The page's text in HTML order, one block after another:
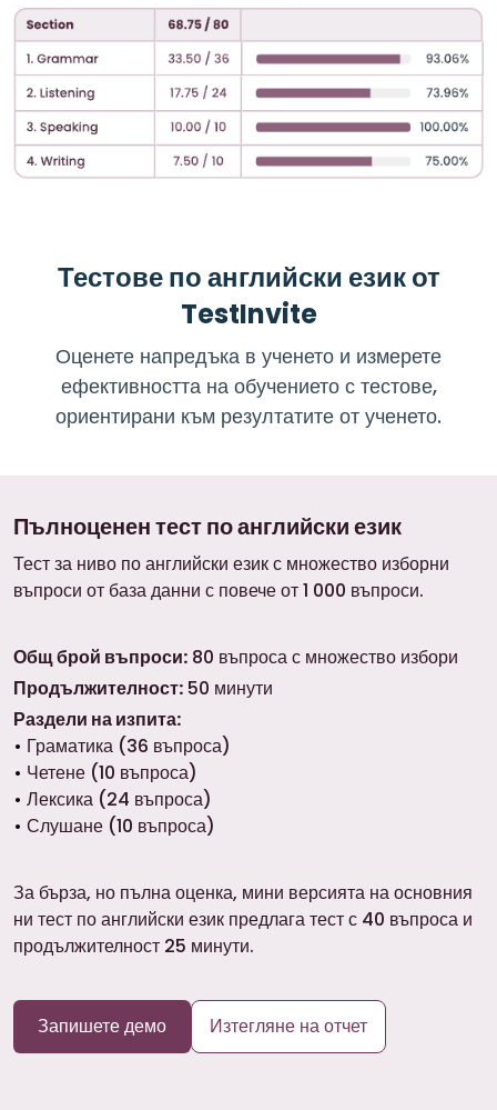
Тестове по английски език от
TestInvite
Оценете напредъка в ученето и измерете
ефективността на обучението с тестове,
ориентирани към резултатите от ученето.
Пълноценен тест по английски език
Тест за ниво по английски език с множество изборни
въпроси от база данни с повече от 1 000 въпроси.
Общ брой въпроси: 80 въпроса с множество избори
Продължителност: 50 минути
Раздели на изпита:
Граматика (36 въпроса)
Четене (10 въпроса)
Лексика (24 въпроса)
Слушане (10 въпроса)
За бърза, но пълна оценка, мини версията на основния
ни тест по английски език предлага тест с 40 въпроса и
продължителност 25 минути.
Запишете демо Изтегляне на отчет